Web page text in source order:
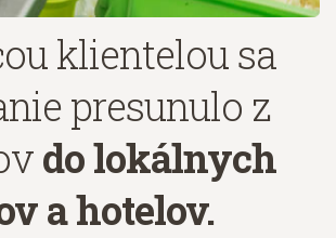
klientelou sa
presunulo z
do lokálnych
a hotelov.